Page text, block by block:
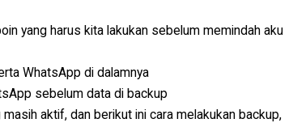
yang harus kita lakukan sebelum memindah aku
WhatsApp di dalamnya
sebelum data di backup
aktif, dan berikut ini cara melakukan backup,